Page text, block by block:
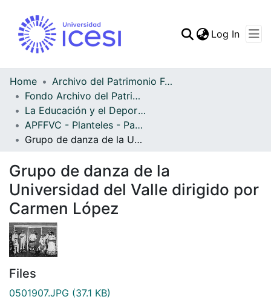
Log In
Home
Archivo del Patrimonio Fotográfico y Fílmico del Valle del Cauca
Fondo Archivo del Patrimonio Fotográfico y Fílmico del Valle del Cauca
La Educación y el Deporte
APFFVC - Planteles - Patrimonial
Grupo de danza de la Universidad del Valle dirigido por Carmen López
Grupo de danza de la
Universidad del Valle dirigido por
Carmen López
Files
0501907.JPG (37.1 KB)